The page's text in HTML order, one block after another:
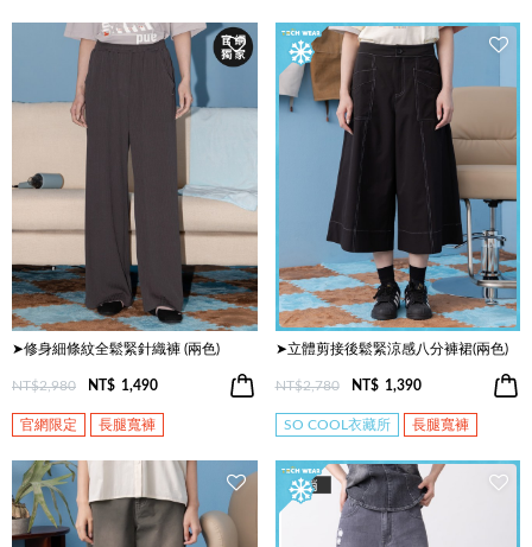
➤修身細條紋全鬆緊針織褲 (兩色)
NT$2,980 NT$ 1,490
官網限定 長腿寬褲
➤立體剪接後鬆緊涼感八分褲裙(兩色)
NT$2,780 NT$ 1,390
SO COOL衣藏所 長腿寬褲